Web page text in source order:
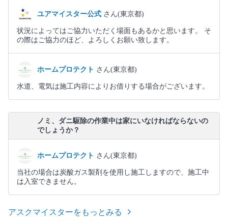
ユアマイスター公式 さん(東京都)
状況によってはご協力いただく場面もあるかと思います。 そ
の際はご協力のほど、よろしくお願い致します。
ホームプロテクト さん(東京都)
水道、電気は施工内容によりお借りする場合がございます。
ノミ、ダニ駆除の作業中は家にいなければならないの
でしょうか？
ホームプロテクト さん(東京都)
当社の場合は炭酸ガス製剤を使用し施工しますので、施工中
は入室できません。
アスクマイスターをもっとみる